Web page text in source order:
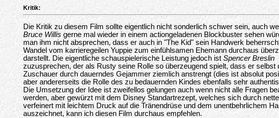
Kritik:
Die Kritik zu diesem Film sollte eigentlich nicht sonderlich schwer sein, auch
Bruce Willis gerne mal wieder in einem actiongeladenen Blockbuster sehen
man ihm nicht absprechen, dass er auch in "The Kid" sein Handwerk
Wandel vom karrieregeilen Yuppie zum einfühlsamen Ehemann durchaus
darstellt. Die eigentliche schauspielerische Leistung jedoch ist Spencer Breslin
zuzusprechen, der als Rusty seine Rolle so überzeugend spielt, dass er selbst
Zuschauer durch dauerndes Gejammer ziemlich anstrengt (dies ist absolut
aber andererseits die Rolle des zu bedauernden Kindes ebenfalls sehr
Die Umsetzung der Idee ist zweifellos gelungen auch wenn nicht alle Fragen
werden, aber gewürzt mit dem Disney Standartrezept, welches sich durch
verfeinert mit leichtem Druck auf die Tränendrüse und dem unentbehrlichem
auszeichnet, kann ich diesen Film durchaus empfehlen.